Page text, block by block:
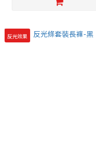
反光效果